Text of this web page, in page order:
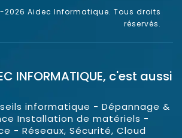
2026 Aidec Informatique. Tous droits
réservés.
INFORMATIQUE, c'est aussi
informatique - Dépannage &
Installation de matériels -
- Réseaux, Sécurité, Cloud